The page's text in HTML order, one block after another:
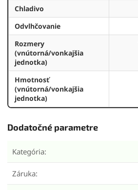
Chladivo
Odvlhčovanie
Rozmery
(vnútorná/vonkajšia
jednotka)
Hmotnosť
(vnútorná/vonkajšia
jednotka)
Dodatočné parametre
Kategória:
Záruka: